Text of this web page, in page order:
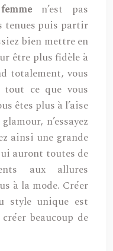
n’est pas
tenues puis partir
bien mettre en
être plus fidèle à
totalement, vous
tout ce que vous
êtes plus à l’aise
n’essayez
ainsi une grande
auront toutes de
aux allures
à la mode. Créer
style unique est
beaucoup de